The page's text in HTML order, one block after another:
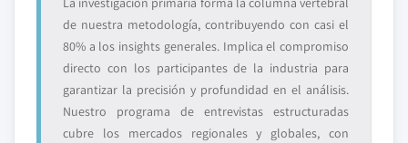
de nuestra metodología, contribuyendo con casi el
80% a los insights generales. Implica el compromiso
directo con los participantes de la industria para
garantizar la precisión y profundidad en el análisis.
Nuestro programa de entrevistas estructuradas
cubre los mercados regionales y globales, con